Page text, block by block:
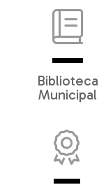
Biblioteca
Municipal